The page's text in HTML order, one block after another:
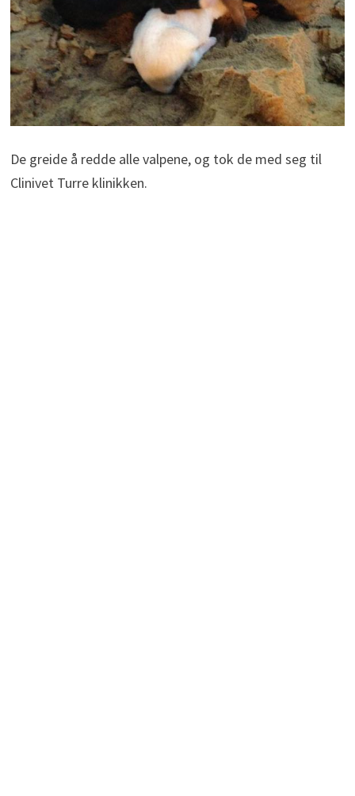
De greide å redde alle valpene, og tok de med seg til
Clinivet Turre klinikken.